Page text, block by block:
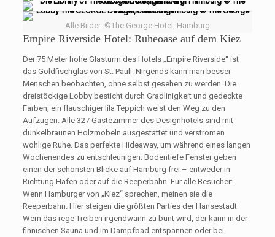
Alle Bilder: ©The George Hotel, Hamburg
Empire Riverside Hotel: Ruheoase auf dem Kiez
Der 75 Meter hohe Glasturm des Hotels „Empire Riverside“ ist
das Goldfischglas von St. Pauli. Nirgends kann man besser
Menschen beobachten, ohne selbst gesehen zu werden. Die
dreistöckige Lobby besticht durch Gradlinigkeit und gedeckte
Farben, ein flauschiger lila Teppich weist den Weg zu den
Aufzügen. Alle 327 Gästezimmer des Designhotels sind mit
dunkelbraunen Holzmöbeln ausgestattet und verströmen
wohlige Ruhe. Das perfekte Hideaway, um während eines langen
Wochenendes zu entschleunigen. Bodentiefe Fenster geben
einen der schönsten Blicke auf Hamburg frei – entweder in
Richtung Hafen oder auf die Reeperbahn. Für alle Besucher:
Wenn Hamburger von „Kiez“ sprechen, meinen sie die
Reeperbahn. Hier steigen die größten Parties der Hansestadt.
Wem das rege Treiben irgendwann zu bunt wird, der kann in der
finnischen Sauna und im Dampfbad entspannen oder bei